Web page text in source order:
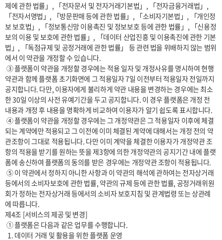
제에 관한 법률」, 「전자문서 및 전자거래기본법」, 「전자금융거래법」,
「전자서명법」, 「방문판매 등에 관한 법률」, 「소비자기본법」, 「개인정
보 보호법」, 「정보통신망 이용촉진 및 정보보호 등에 관한 법률」, 「신용정
보의 이용 및 보호에 관한 법률」, 「데이터 산업진흥 및 이용촉진에 관한 기본
법」, 「독점규제 및 공정거래에 관한 법률」 등 관련 법을 위배하지 않는 범위
에서 이 약관을 개정할 수 있습니다.
약관과 함께 플랫폼 초기화면에 그 적용일자 7일 이전부터 적용일자 전일까지
공지합니다. 다만, 이용자에게 불리하게 약관 내용을 변경하는 경우에는 최소
한 30일 이상의 사전 유예기간을 두고 공지합니다. 이 경우 플랫폼은 개정 전
내용과 개정 후 내용을 명확하게 비교하여 이용자가 알기 쉽도록 표시합니다.
되는 계약에만 적용되고 그 이전에 이미 체결된 계약에 대해서는 개정 전의 약
관조항이 그대로 적용됩니다. 다만 이미 계약을 체결한 이용자가 개정약관 조
항의 적용을 받기를 원하는 뜻을 제3항에 의한 개정약관의 공지기간 내에 플랫
폼에 송신하여 플랫폼의 동의를 받은 경우에는 개정약관 조항이 적용됩니다.
등에서의 소비자보호에 관한 법률, 약관의 규제 등에 관한 법률, 공정거래위원
회가 정하는 전자상거래 등에서의 소비자 보호지침 및 관계법령 또는 상관례
에 따릅니다.
제4조 [서비스의 제공 및 변경]